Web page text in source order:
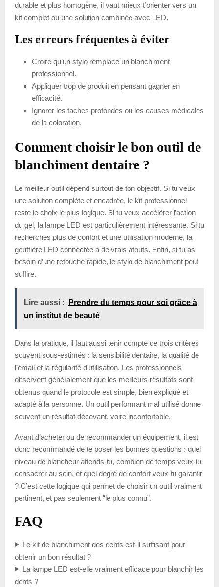
durable et plus homogène, il vaut mieux t’orienter vers un
kit complet ou une solution combinée avec LED.
Les erreurs fréquentes à éviter
Croire qu’un stylo remplace un blanchiment
professionnel.
Appliquer trop de produit en pensant gagner en
efficacité.
Ignorer les taches profondes ou les causes médicales
de la coloration.
Comment choisir le bon outil de
blanchiment dentaire ?
Le meilleur outil dépend surtout de ton objectif. Si tu veux
une solution complète et encadrée, le kit professionnel
reste le choix le plus logique. Si tu veux accélérer l’action
du gel, la lampe LED est particulièrement intéressante. Si tu
recherches plus de confort et une utilisation moderne, la
gouttière LED connectée a de vrais atouts. Enfin, si tu as
besoin d’une retouche rapide, le stylo de blanchiment peut
suffire.
Lire aussi :
Prendre du temps pour soi grâce à
un institut de beauté
Dans la pratique, il faut aussi tenir compte de trois critères
souvent sous-estimés : la sensibilité dentaire, la qualité de
l’émail et la régularité d’utilisation. Les professionnels
observent généralement que les meilleurs résultats sont
obtenus quand le protocole est simple, bien expliqué et
adapté à la personne. Un outil performant mal utilisé donne
souvent un résultat décevant, voire inconfortable.
Avant d’acheter ou de recommander un équipement, il est
donc recommandé de te poser les bonnes questions : quel
niveau de blancheur attends-tu, combien de temps veux-tu
consacrer au soin, et quel degré de confort veux-tu garantir
? C’est cette logique qui permet de choisir un outil vraiment
pertinent, et pas seulement “le plus connu”.
FAQ
Le kit de blanchiment des dents est-il suffisant pour
obtenir un bon résultat ?
La lampe LED est-elle vraiment efficace pour blanchir les
dents ?